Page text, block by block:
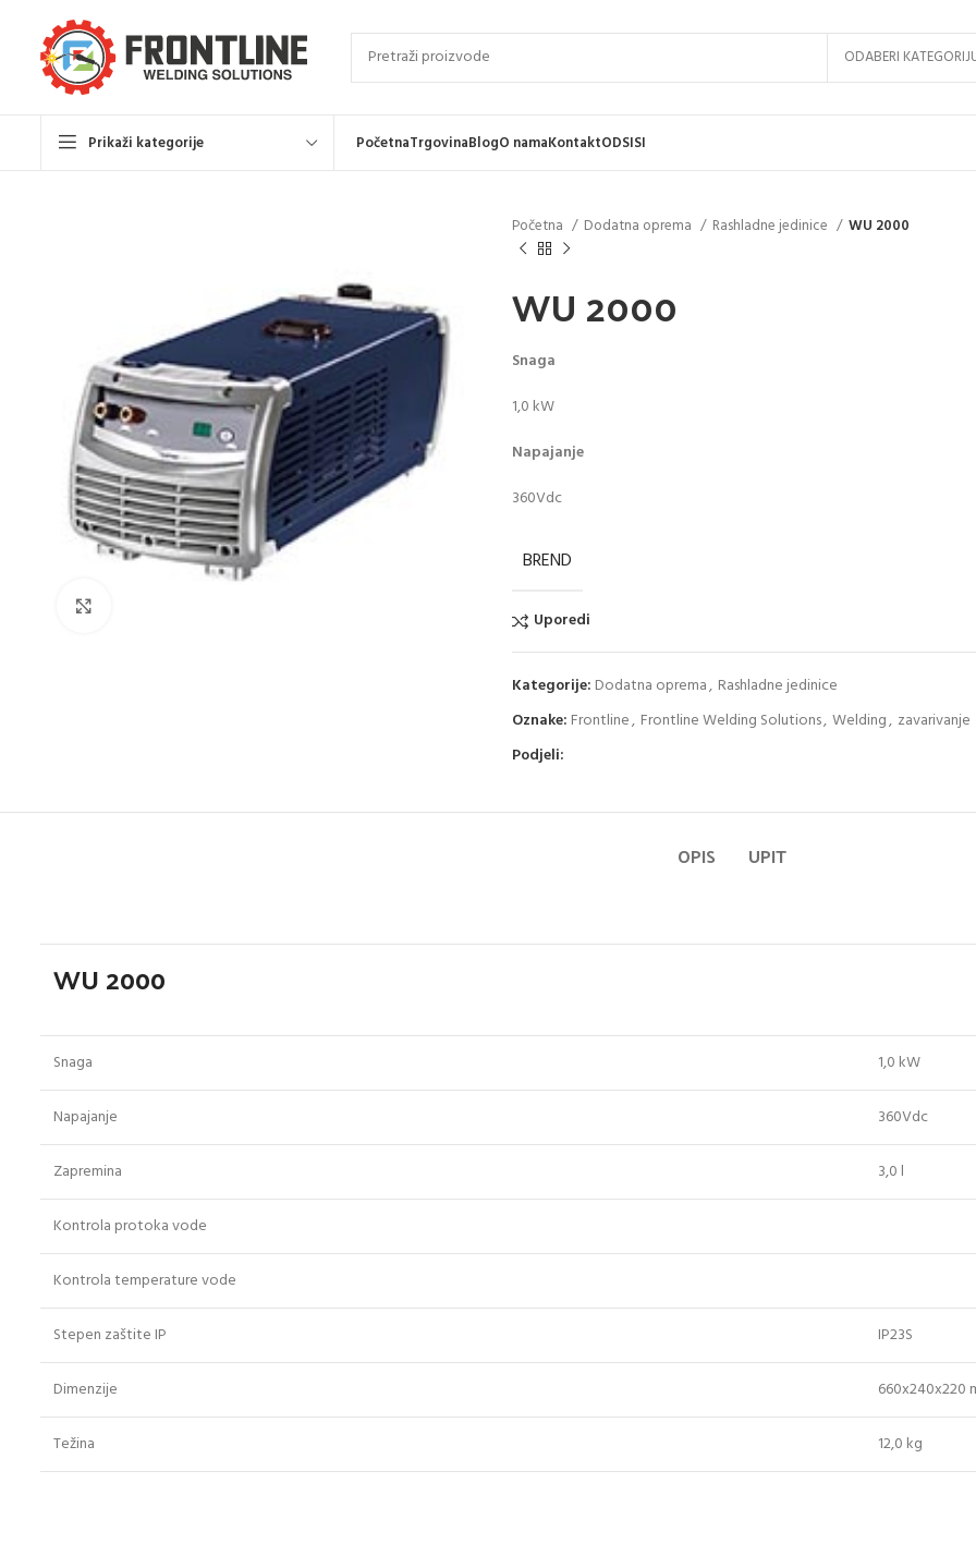
ODABERI
Prikaži kategorije PočetnaTrgovinaBlogO namaKontaktODSISI
Početna Dodatna oprema Rashladne jedinice WU 2000
WU 2000
Snaga
1,0 kW
Napajanje
360Vdc
BREND
Uporedi
Kategorije: Dodatna oprema, Rashladne jedinice
Oznake: Frontline, Frontline Welding Solutions, Welding, zavarivanje
Podjeli:
OPIS UPIT
WU 2000
Snaga 1,0 kW
Napajanje 360Vdc
Zapremina 3,0 l
Kontrola protoka vode
Kontrola temperature vode
Stepen zaštite IP IP23S
Dimenzije 660x240x220
Težina 12,0 kg